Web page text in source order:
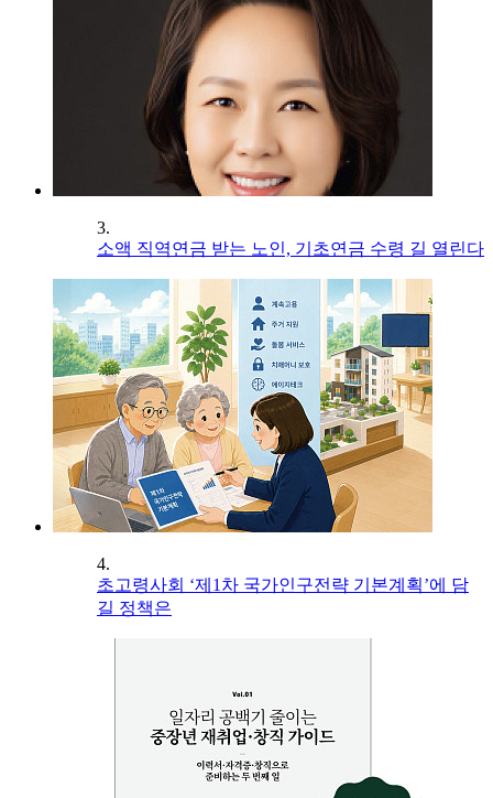
3.
소액 직역연금 받는 노인, 기초연금 수령 길 열린다
4.
초고령사회 ‘제1차 국가인구전략 기본계획’에 담
길 정책은